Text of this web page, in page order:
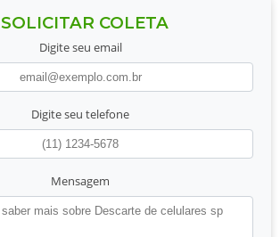
SOLICITAR COLETA
Digite seu email
Digite seu telefone
Mensagem